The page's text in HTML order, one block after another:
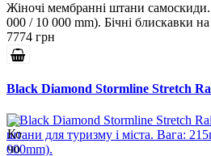
Жіночі мембранні штани
000 / 10 000 mm). Бічні блискавки
7774 грн
Black Diamond Stormline Stretch